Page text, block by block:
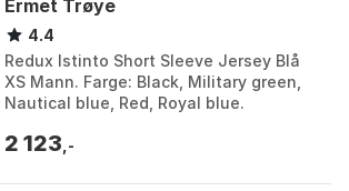
Ermet Trøye
4.4
Redux Istinto Short Sleeve Jersey Blå
XS Mann. Farge: Black, Military green,
Nautical blue, Red, Royal blue.
2 123 ,-